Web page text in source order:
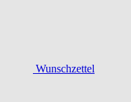
Wunschzettel